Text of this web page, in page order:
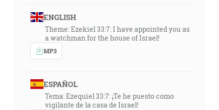
ENGLISH
Theme: Ezekiel 33:7: I have appointed you as
a watchman for the house of Israel!
MP3
ESPAÑOL
Tema: Ezequiel 33:7: ¡Te he puesto como
vigilante de la casa de Israel!